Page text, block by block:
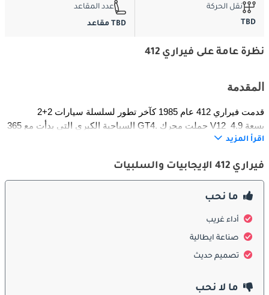
نقل الحركة
TBD
عدد المقاعد
TBD مقاعد
نظرة عامة على فيراري 412
المقدمة
السياحية الكبرى التي بدأت مع 365 GT4. حملت محرك V12 بسعة 4.9
بأربعة مقاعد قبل ظهور الخلفاء العصريين.
اقرأ المزيد
فيراري 412 الإيجابيات والسلبيات
ما نحب
أداء غريب
صناعة ايطالية
تصميم حديث
ما لا نحب